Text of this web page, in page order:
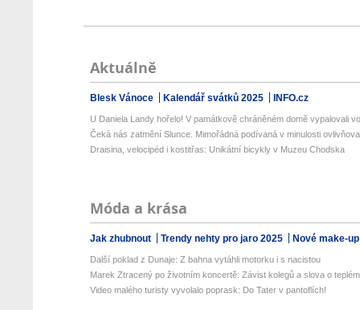
Aktuálně
Blesk Vánoce Kalendář svátků 2025 INFO.cz
U Daniela Landy hořelo! V památkově chráněném domě vypalovali
Čeká nás zatmění Slunce. Mimořádná podívaná v minulosti
Draisina, velocipéd i kostitřas: Unikátní bicykly v Muzeu Chodska
Móda a krása
Jak zhubnout Trendy nehty pro jaro 2025 Nové make-
Další poklad z Dunaje: Z bahna vytáhli motorku i s nacistou
Marek Ztracený po životním koncertě: Závist kolegů a slova o
Video malého turisty vyvolalo poprask: Do Tater v pantoflích!